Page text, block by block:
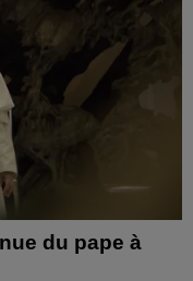
du pape à